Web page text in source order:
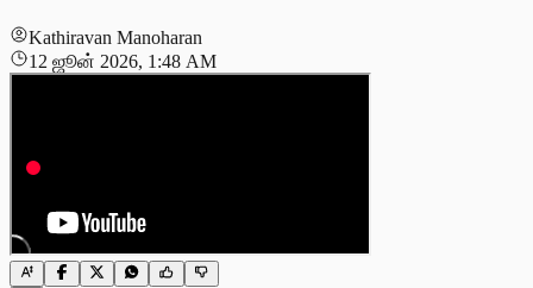
Kathiravan Manoharan
12 ஜூன் 2026, 1:48 AM